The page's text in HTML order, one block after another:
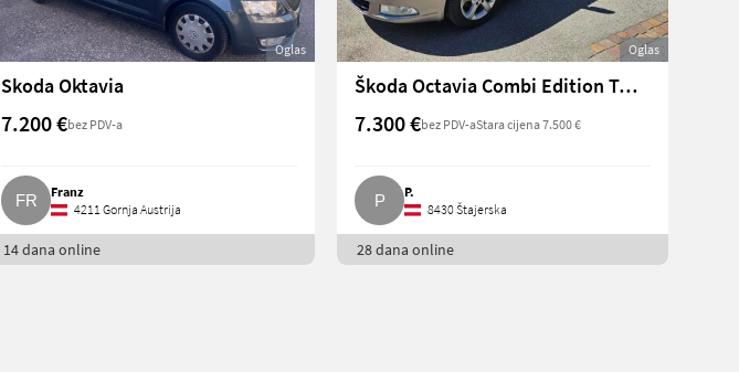
Oglas
Skoda Oktavia
7.200 €bez PDV-a
Franz
4211 Gornja Austrija
14 dana online
Oglas
Škoda Octavia Combi Edition Twenty, 105 PS Benzin, 2012
7.300 €bez PDV-aStara cijena 7.500 €
P.
8430 Štajerska
28 dana online